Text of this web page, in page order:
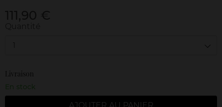
1
Livraison
En stock